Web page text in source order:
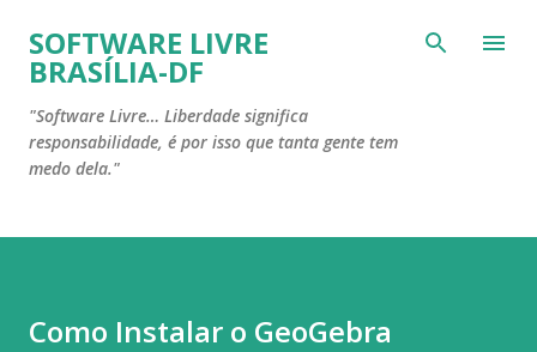
Pular para o conteúdo principal
SOFTWARE LIVRE
BRASÍLIA-DF
"Software Livre… Liberdade significa
responsabilidade, é por isso que tanta gente tem
medo dela."
Como Instalar o GeoGebra